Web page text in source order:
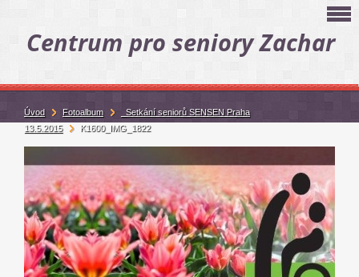
Centrum pro seniory Zachar
Úvod Fotoalbum
_Setkání seniorů SENSEN Praha
13.5.2015
K1600_IMG_1822